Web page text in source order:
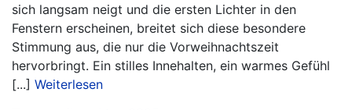
sich langsam neigt und die ersten Lichter in den
Fenstern erscheinen, breitet sich diese besondere
Stimmung aus, die nur die Vorweihnachtszeit
hervorbringt. Ein stilles Innehalten, ein warmes Gefühl
[...] Weiterlesen